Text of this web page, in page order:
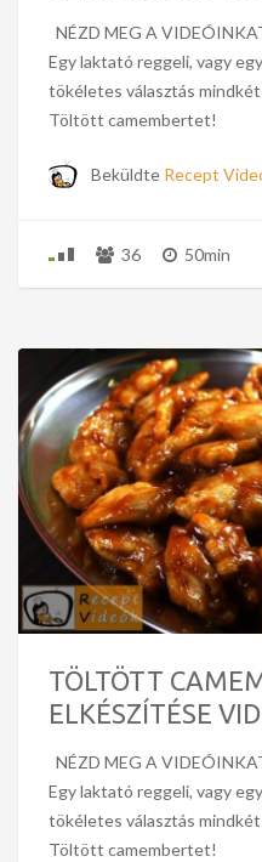
NÉZD MEG A
Egy laktató reggeli, vagy
tökéletes választás
Töltött camembertet!
Beküldte Recept
36 50min
TÖLTÖTT
ELKÉSZÍTÉSE
NÉZD MEG A
Egy laktató reggeli, vagy
tökéletes választás
Töltött camembertet!